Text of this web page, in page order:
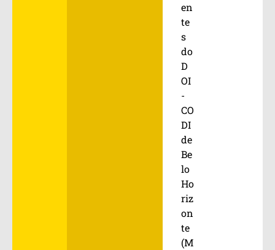
en
te
s
do
D
OI
-
CO
DI
de
Be
lo
Ho
riz
on
te
(M